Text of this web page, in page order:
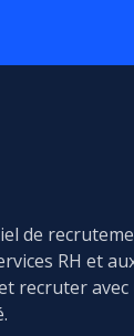
de
RH et
recruter avec